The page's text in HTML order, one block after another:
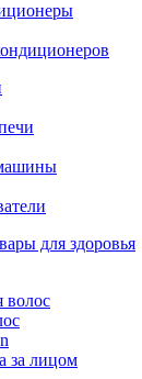
для здоровья
волос
за лицом